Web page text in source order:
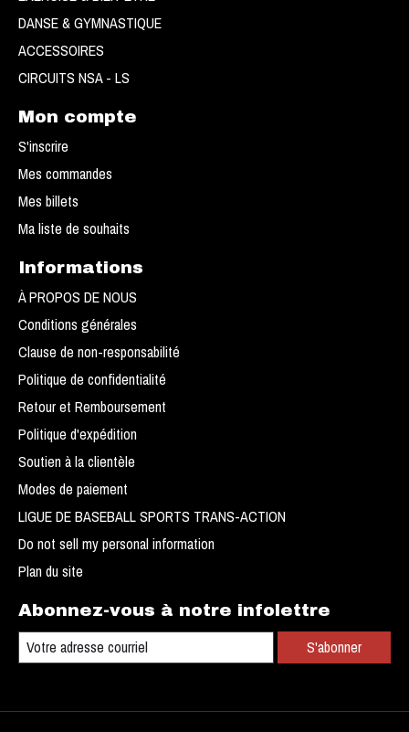
DANSE & GYMNASTIQUE
ACCESSOIRES
CIRCUITS NSA - LS
Mon compte
S'inscrire
Mes commandes
Mes billets
Ma liste de souhaits
Informations
À PROPOS DE NOUS
Conditions générales
Clause de non-responsabilité
Politique de confidentialité
Retour et Remboursement
Politique d'expédition
Soutien à la clientèle
Modes de paiement
LIGUE DE BASEBALL SPORTS TRANS-ACTION
Do not sell my personal information
Plan du site
Abonnez-vous à notre infolettre
S'abonner